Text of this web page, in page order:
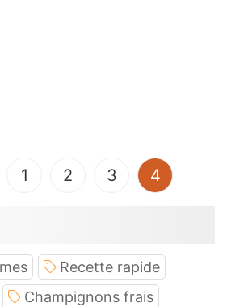
1 2 3 4(current)
Recette rapide
Champignons frais